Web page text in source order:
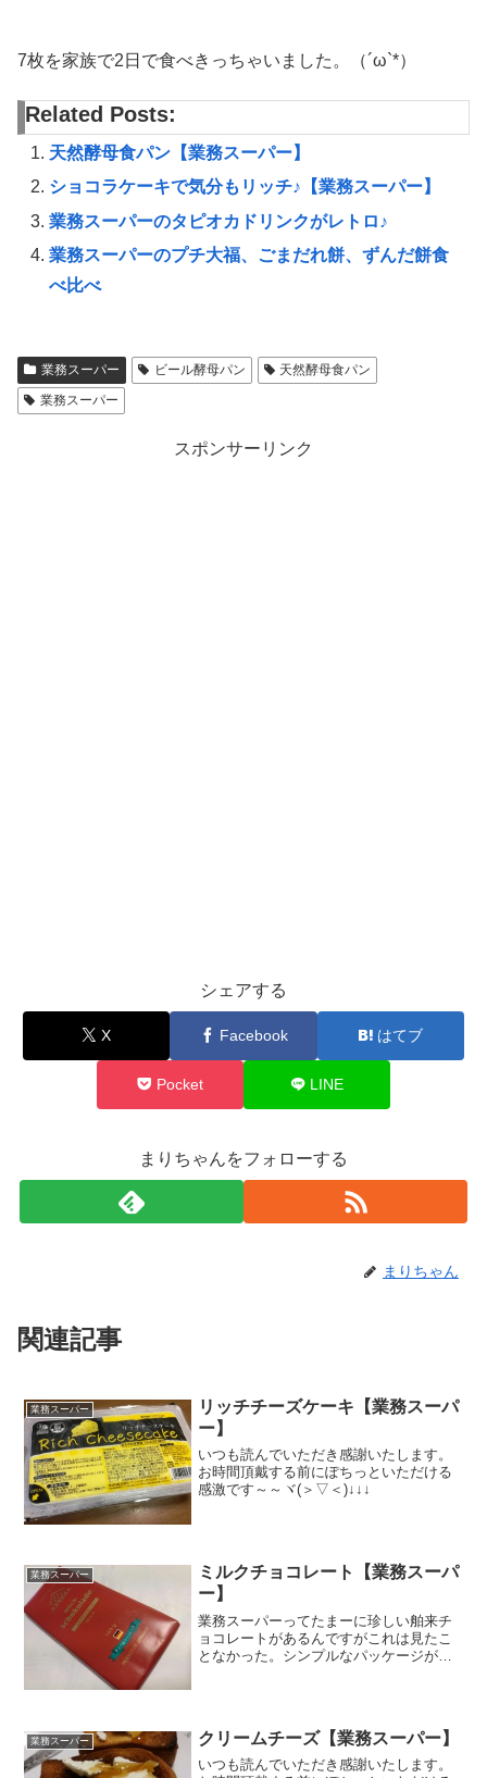
7枚を家族で2日で食べきっちゃいました。（´ω`*）
Related Posts:
天然酵母食パン【業務スーパー】
ショコラケーキで気分もリッチ♪【業務スーパー】
業務スーパーのタピオカドリンクがレトロ♪
業務スーパーのプチ大福、ごまだれ餅、ずんだ餅食
べ比べ
業務スーパー ビール酵母パン
天然酵母食パン
業務スーパー
スポンサーリンク
シェアする
X Facebook はてブ
Pocket LINE
まりちゃんをフォローする
まりちゃん
関連記事
業務スーパー
リッチチーズケーキ【業務スーパ
ー】
いつも読んでいただき感謝いたします。
お時間頂戴する前にぽちっといただける
感激です～～ヾ(＞▽＜)↓↓↓
業務スーパー
ミルクチョコレート【業務スーパ
ー】
業務スーパーってたまーに珍しい舶来チ
ョコレートがあるんですがこれは見たこ
となかった。シンプルなパッケージが逆
業務スーパー クリームチーズ【業務スーパー】
いつも読んでいただき感謝いたします。